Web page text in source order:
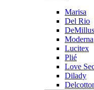
Marisa
Del Rio
DeMillus
Moderna
Lucitex
Plié
Love
Dilady